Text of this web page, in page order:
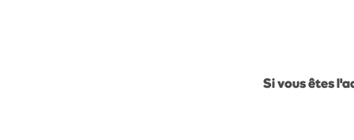
Si vous êtes